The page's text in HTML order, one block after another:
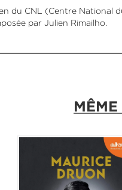
du CNL (Centre National
par Julien Rimailho.